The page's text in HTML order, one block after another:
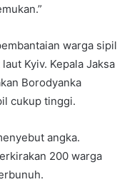
warga sipil
Kyiv. Kepala Jaksa
Borodyanka
cukup tinggi.
angka.
200 warga